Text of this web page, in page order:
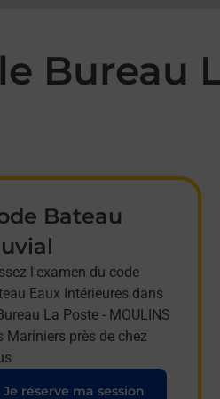
Bureau
Bateau
l'examen du code
Eaux Intérieures dans
La Poste - MOULINS
Mariniers près de chez
Je réserve ma session